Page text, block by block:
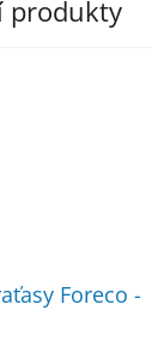
produkty
Foreco -